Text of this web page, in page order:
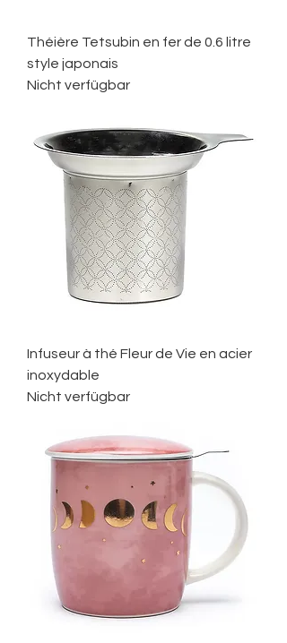
Théière Tetsubin en fer de 0.6 litre
style japonais
Nicht verfügbar
Infuseur à thé Fleur de Vie en acier
inoxydable
Nicht verfügbar